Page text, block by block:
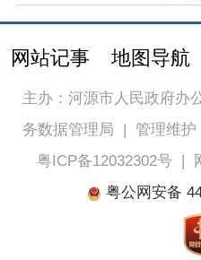
网站记事 地图导航
主办：河源市人民政府办
务数据管理局
管理维护
粤ICP备12032302号|
粤公网安备